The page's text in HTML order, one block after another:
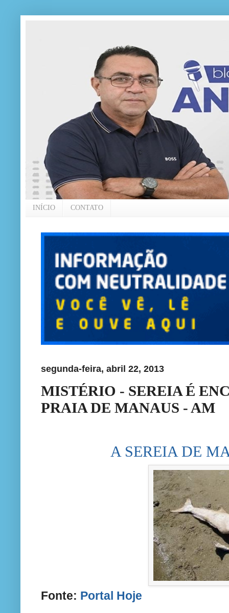
INÍCIO CONTATO
segunda-feira, abril 22, 2013
MISTÉRIO - SEREIA É
PRAIA DE MANAUS - AM
A SEREIA DE
Fonte: Portal Hoje